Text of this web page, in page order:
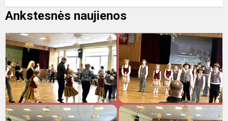
Ankstesnės naujienos